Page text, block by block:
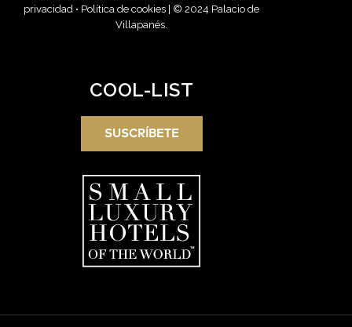
privacidad • Política de cookies | © 2024 Palacio de
Villapanés.
COOL-LIST
SUSCRÍBETE